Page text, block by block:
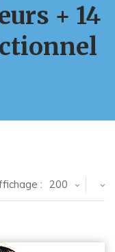
+ 14
: 200